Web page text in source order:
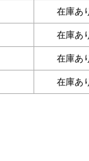
在庫あ
在庫あ
在庫あ
在庫あ